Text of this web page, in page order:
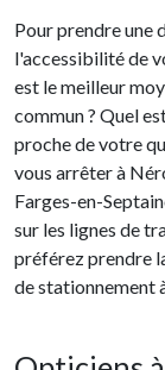
Pour prendre une
l'accessibilité de
est le meilleur
commun ? Quel
proche de votre
vous arrêter à
Farges-en-
sur les lignes de
préférez prendre
de stationnement